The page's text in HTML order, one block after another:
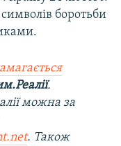
боротьби
.
можна за
. Також